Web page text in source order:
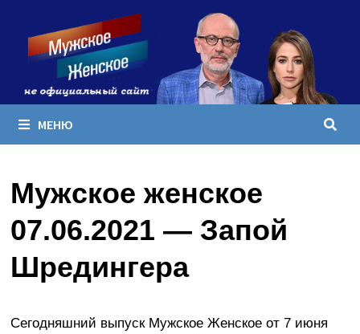
содержимому
МЕНЮ
Мужское женское
07.06.2021 — Запой
Шредингера
Сегодняшний выпуск Мужское Женское от 7 июня